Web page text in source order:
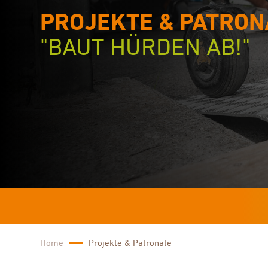
PROJEKTE &
"BAUT HÜRDEN AB!"
Home Projekte & Patronate